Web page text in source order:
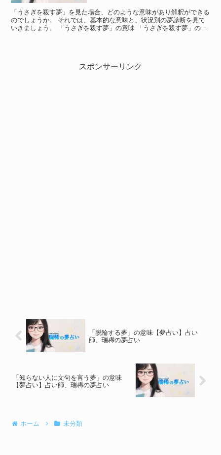
「うさぎを殺す夢」を見た場合、どのような意味があり解釈ができる
のでしょうか。 それでは、基本的な意味と、状況別の夢診断を見て
いきましょう。 「うさぎを殺す夢」の意味 「うさぎを殺す夢」の意
スポンサーリンク
「脱輪する夢」の意味【夢占い】占い
師、瑞稀の夢占い
「知らない人に文句を言う夢」の意味
【夢占い】占い師、瑞稀の夢占い
ホーム 未分類